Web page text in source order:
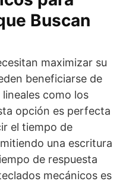
Buscan
maximizar su
beneficiarse de
como los
opción es perfecta
el tiempo de
una escritura
de respuesta
mecánicos es